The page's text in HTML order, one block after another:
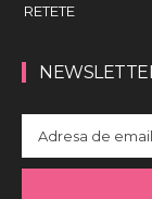
RETETE